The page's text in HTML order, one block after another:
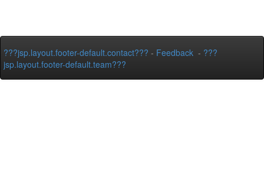
???jsp.layout.footer-default.contact??? - Feedback - ???
jsp.layout.footer-default.team???